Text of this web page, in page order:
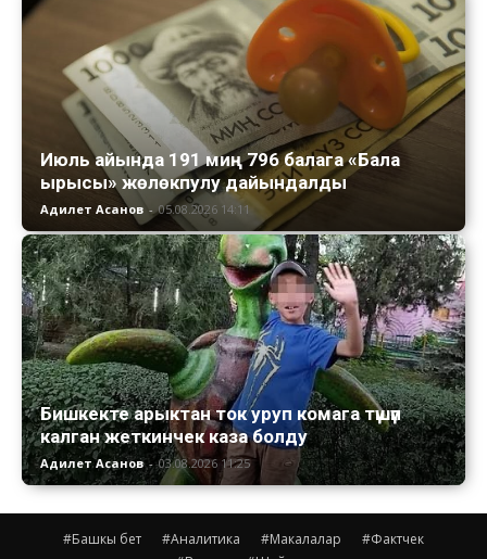
Июль айында 191 миң 796 балага «Бала
ырысы» жөлөкпулу дайындалды
Адилет Асанов - 05.08.2026 14:11
Бишкекте арыктан ток уруп комага түшүп
калган жеткинчек каза болду
Адилет Асанов - 03.08.2026 11:25
#Башкы бет #Аналитика #Макалалар
#Фактчек